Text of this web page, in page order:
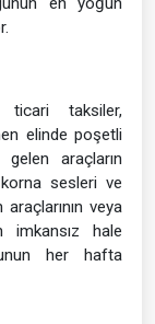
ticari taksiler,
elinde poşetli
gelen araçların
sesleri ve
veya
imkansız hale
her hafta